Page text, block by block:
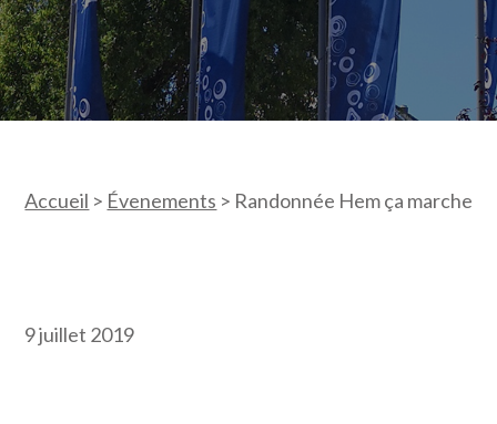
Accueil > Évenements > Randonnée Hem ça marche
9 juillet 2019